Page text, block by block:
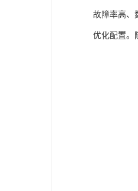
故障率高、
优化配置。